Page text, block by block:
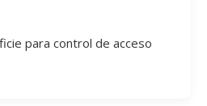
para control de acceso